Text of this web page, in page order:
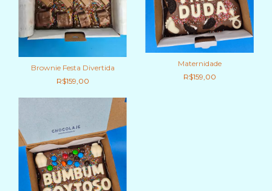
Brownie Festa Divertida
R$159,00
Maternidade
R$159,00